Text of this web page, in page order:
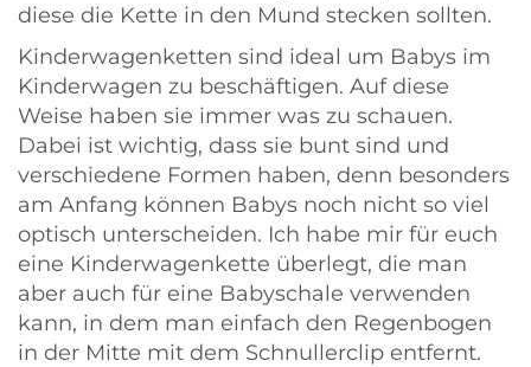
diese die Kette in den Mund stecken sollten.
Kinderwagenketten sind ideal um Babys im
Kinderwagen zu beschäftigen. Auf diese
Weise haben sie immer was zu schauen.
Dabei ist wichtig, dass sie bunt sind und
verschiedene Formen haben, denn besonders
am Anfang können Babys noch nicht so viel
optisch unterscheiden. Ich habe mir für euch
eine Kinderwagenkette überlegt, die man
aber auch für eine Babyschale verwenden
kann, in dem man einfach den Regenbogen
in der Mitte mit dem Schnullerclip entfernt.